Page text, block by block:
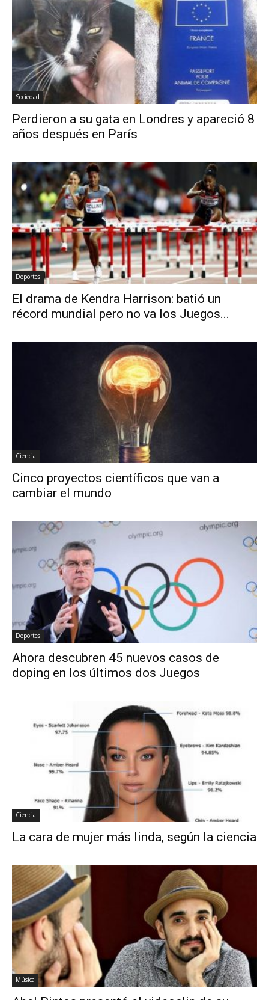
Sociedad
Perdieron a su gata en Londres y apareció 8
años después en París
Deportes
El drama de Kendra Harrison: batió un
récord mundial pero no va los Juegos...
Ciencia
Cinco proyectos científicos que van a
cambiar el mundo
Deportes
Ahora descubren 45 nuevos casos de
doping en los últimos dos Juegos
Ciencia
La cara de mujer más linda, según la ciencia
Música